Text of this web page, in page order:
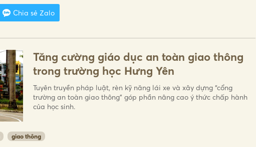
Chia sẻ Zalo
Tăng cường giáo dục an toàn giao thông
trong trường học Hưng Yên
Tuyên truyền pháp luật, rèn kỹ năng lái xe và xây dựng “cổng
trường an toàn giao thông” góp phần nâng cao ý thức chấp hành
của học sinh.
giao thông